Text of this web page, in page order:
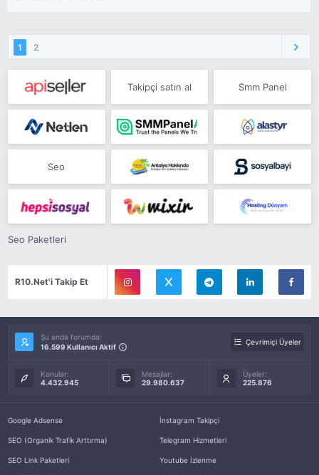
1 2
Takipçi satın al Smm Panel
Seo
Seo Paketleri
R10.Net'i Takip Et
Şu anda forumda:
16.599 Kullanıcı Aktif
Çevrimiçi Üyeler
Konular:
4.432.945
Mesajlar:
29.980.637
Üyeler:
225.876
Google Adsense
SEO (Organik Trafik Arttırma)
SEO Link Paketleri
İnstagram Takipçi
Telegram Hizmetleri
Youtube İzlenme